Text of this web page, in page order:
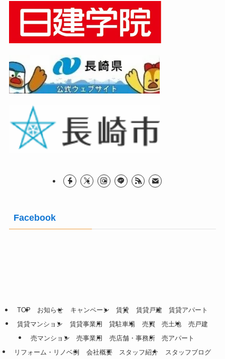
Facebook
TOP お知らせ キャンペーン 賃貸 賃貸戸建
賃貸アパート
賃貸マンション
賃貸事業用 貸駐車場 売買 売土地
売戸建
売マンション
売事業用 売店舗・事務所
売アパート
リフォーム・リノベ例
会社概要 スタッフ紹介 スタッフブログ